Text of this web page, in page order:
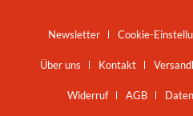
Newsletter Cookie-
Über uns Kontakt
Widerruf AGB